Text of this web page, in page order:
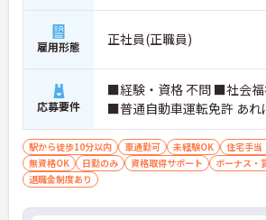
雇用形態 正社員(正職員)
応募要件
■経験・資格 不問 ■社会福
■普通自動車運転免許 あれ
駅から徒歩10分以内 車通勤可 未経験OK 住宅手当
無資格OK
日勤のみ 資格取得サポート ボーナス・
退職金制度あり